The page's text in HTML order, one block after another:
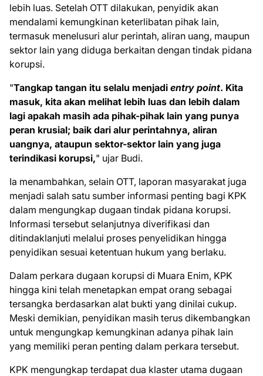
lebih luas. Setelah OTT dilakukan, penyidik akan
mendalami kemungkinan keterlibatan pihak lain,
termasuk menelusuri alur perintah, aliran uang, maupun
sektor lain yang diduga berkaitan dengan tindak pidana
korupsi.
"Tangkap tangan itu selalu menjadi entry point. Kita
masuk, kita akan melihat lebih luas dan lebih dalam
lagi apakah masih ada pihak-pihak lain yang punya
peran krusial; baik dari alur perintahnya, aliran
uangnya, ataupun sektor-sektor lain yang juga
terindikasi korupsi," ujar Budi.
Ia menambahkan, selain OTT, laporan masyarakat juga
menjadi salah satu sumber informasi penting bagi KPK
dalam mengungkap dugaan tindak pidana korupsi.
Informasi tersebut selanjutnya diverifikasi dan
ditindaklanjuti melalui proses penyelidikan hingga
penyidikan sesuai ketentuan hukum yang berlaku.
Dalam perkara dugaan korupsi di Muara Enim, KPK
hingga kini telah menetapkan empat orang sebagai
tersangka berdasarkan alat bukti yang dinilai cukup.
Meski demikian, penyidikan masih terus dikembangkan
untuk mengungkap kemungkinan adanya pihak lain
yang memiliki peran penting dalam perkara tersebut.
KPK mengungkap terdapat dua klaster utama dugaan